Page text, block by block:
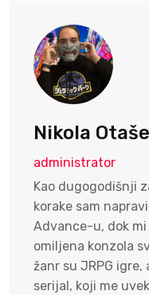
Nikola
administrator
Kao dugogodišnji
korake sam
Advance-u, dok
omiljena konzola
žanr su JRPG
serijal, koji me